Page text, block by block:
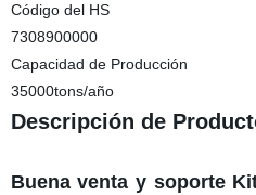
Código del HS
7308900000
Capacidad de Producción
35000tons/año
Descripción de
Buena venta y soporte